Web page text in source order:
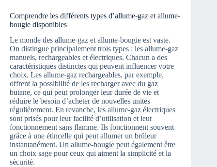
Comprendre les différents types d’allume-gaz et allume-
bougie disponibles
Le monde des allume-gaz et allume-bougie est vaste.
On distingue principalement trois types : les allume-gaz
manuels, rechargeables et électriques. Chacun a des
caractéristiques distinctes qui peuvent influencer votre
choix. Les allume-gaz rechargeables, par exemple,
offrent la possibilité de les recharger avec du gaz
butane, ce qui peut prolonger leur durée de vie et
réduire le besoin d’acheter de nouvelles unités
régulièrement. En revanche, les allume-gaz électriques
sont prisés pour leur facilité d’utilisation et leur
fonctionnement sans flamme. Ils fonctionnent souvent
grâce à une étincelle qui peut allumer un brûleur
instantanément. Un allume-bougie peut également être
un choix sage pour ceux qui aiment la simplicité et la
sécurité.